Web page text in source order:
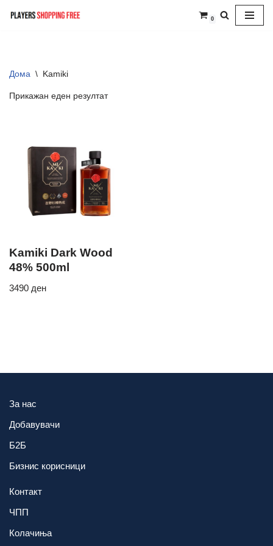
0
Дома \ Kamiki
Прикажан еден резултат
Kamiki Dark Wood
48% 500ml
3490 ден
За нас
Добавувачи
Б2Б
Бизнис корисници
Контакт
ЧПП
Колачиња